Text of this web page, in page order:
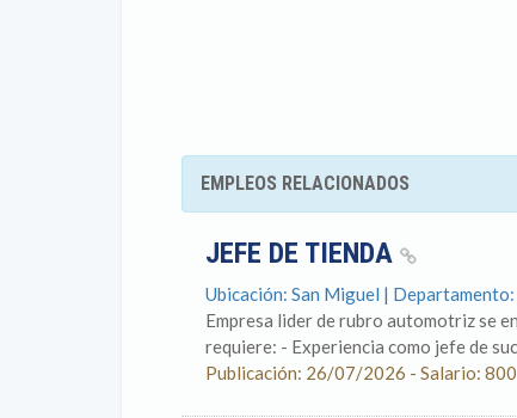
EMPLEOS RELACIONADOS
JEFE DE TIENDA
Ubicación: San Miguel |
Empresa lider de rubro automotriz se
requiere: - Experiencia como jefe de
Publicación: 26/07/2026 - Salario: 800